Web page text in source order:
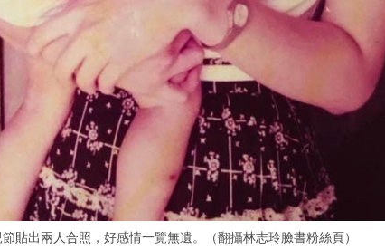
貼出兩人合照，好感情一覽無遺。（翻攝林志玲臉書粉絲頁）